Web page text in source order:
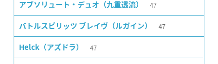
アブソリュート・デュオ（九重透流） 47
バトルスピリッツ ブレイヴ（ルガイン） 47
Helck（アズドラ） 47